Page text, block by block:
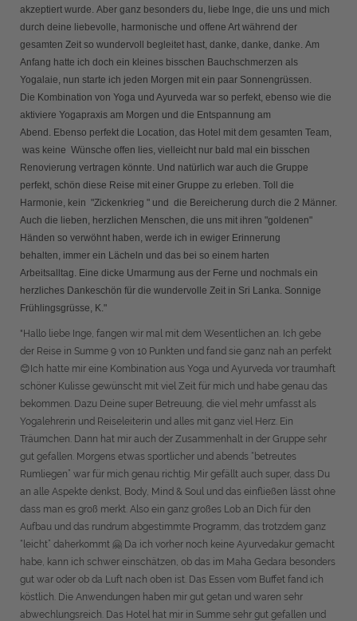
akzeptiert wurde. Aber ganz besonders du, liebe Inge, die uns und mich
durch deine liebevolle, harmonische und offene Art während der
gesamten Zeit so wundervoll begleitet hast, danke, danke, danke. Am
Anfang hatte ich doch ein kleines bisschen Bauchschmerzen als
Yogalaie, nun starte ich jeden Morgen mit ein paar Sonnengrüssen.
Die Kombination von Yoga und Ayurveda war so perfekt, ebenso wie die
aktiviere Yogapraxis am Morgen und die Entspannung am
Abend. Ebenso perfekt die Location, das Hotel mit dem gesamten Team,
was keine Wünsche offen lies, vielleicht nur bald mal ein bisschen
Renovierung vertragen könnte. Und natürlich war auch die Gruppe
perfekt, schön diese Reise mit einer Gruppe zu erleben. Toll die
Harmonie, kein "Zickenkrieg " und die Bereicherung durch die 2 Männer.
Auch die lieben, herzlichen Menschen, die uns mit ihren "goldenen"
Händen so verwöhnt haben, werde ich in ewiger Erinnerung
behalten, immer ein Lächeln und das bei so einem harten
Arbeitsalltag. Eine dicke Umarmung aus der Ferne und nochmals ein
herzliches Dankeschön für die wundervolle Zeit in Sri Lanka. Sonnige
Frühlingsgrüsse, K."
"Hallo liebe Inge, fangen wir mal mit dem Wesentlichen an. Ich gebe
der Reise in Summe 9 von 10 Punkten und fand sie ganz nah an perfekt
😊Ich hatte mir eine Kombination aus Yoga und Ayurveda vor traumhaft
schöner Kulisse gewünscht mit viel Zeit für mich und habe genau das
bekommen. Dazu Deine super Betreuung, die viel mehr umfasst als
Yogalehrerin und Reiseleiterin und alles mit ganz viel Herz. Ein
Träumchen. Dann hat mir auch der Zusammenhalt in der Gruppe sehr
gut gefallen. Morgens etwas sportlicher und abends “betreutes
Rumliegen” war für mich genau richtig. Mir gefällt auch super, dass Du
an alle Aspekte denkst, Body, Mind & Soul und das einfließen lässt ohne
dass man es groß merkt. Also ein ganz großes Lob an Dich für den
Aufbau und das rundrum abgestimmte Programm, das trotzdem ganz
“leicht” daherkommt 🤗 Da ich vorher noch keine Ayurvedakur gemacht
habe, kann ich schwer einschätzen, ob das im Maha Gedara besonders
gut war oder ob da Luft nach oben ist. Das Essen vom Buffet fand ich
köstlich. Die Anwendungen haben mir gut getan und waren sehr
abwechlungsreich. Das Hotel hat mir in Summe sehr gut gefallen und